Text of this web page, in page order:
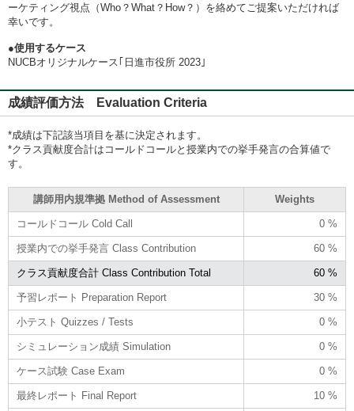
ーケティング視点（Who？What？How？）を絡めてご提案いただければ
幸いです。
●使用するケース
NUCBオリジナルケース｢日進市役所 2023｣
成績評価方法 Evaluation Criteria
*成績は下記該当項目を基に決定されます。
*クラス貢献度合計はコールドコールと授業内での挙手発言の合算値で
す。
講師用内規準拠 Method of Assessment Weights
コールドコール Cold Call 0 %
授業内での挙手発言 Class Contribution 60 %
クラス貢献度合計 Class Contribution Total 60 %
予習レポート Preparation Report 30 %
小テスト Quizzes / Tests 0 %
シミュレーション成績 Simulation 0 %
ケース試験 Case Exam 0 %
最終レポート Final Report 10 %